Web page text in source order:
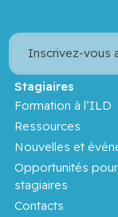
Inscrivez-vous
Stagiaires
Formation à l’ILD
Ressources
Nouvelles et
Opportunités
stagiaires
Contacts